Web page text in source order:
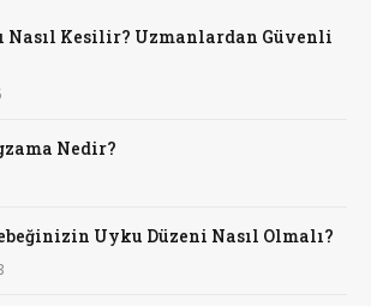
Nasıl Kesilir? Uzmanlardan Güvenli
Nedir?
Uyku Düzeni Nasıl Olmalı?